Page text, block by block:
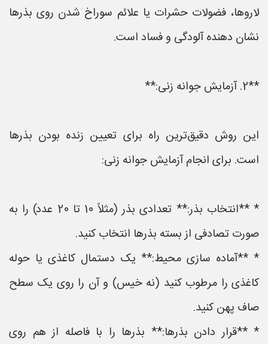
لاروها، فضولات حشرات یا علائم سوراخ شدن روی بذرها
نشان دهنده آلودگی و فساد است.
**2. آزمایش جوانه زنی:**
این روش دقیق‌ترین راه برای تعیین زنده بودن بذرها
است. برای انجام آزمایش جوانه زنی:
* **انتخاب بذر:** تعدادی بذر (مثلاً 10 تا 20 عدد) را به
صورت تصادفی از بسته بذرها انتخاب کنید.
* **آماده سازی محیط:** یک دستمال کاغذی یا حوله
کاغذی را مرطوب کنید (نه خیس) و آن را روی یک سطح
صاف پهن کنید.
* **قرار دادن بذرها:** بذرها را با فاصله از هم روی